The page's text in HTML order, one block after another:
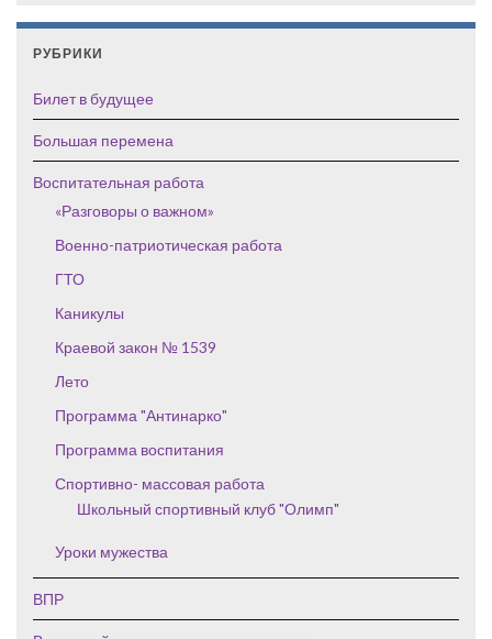
РУБРИКИ
Билет в будущее
Большая перемена
Воспитательная работа
«Разговоры о важном»
Военно-патриотическая работа
ГТО
Каникулы
Краевой закон № 1539
Лето
Программа "Антинарко"
Программа воспитания
Спортивно- массовая работа
Школьный спортивный клуб "Олимп"
Уроки мужества
ВПР